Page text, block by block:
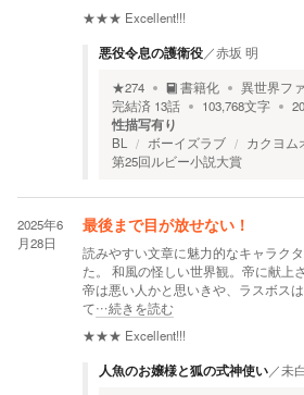
★★★ Excellent!!!
悪役令息の護衛役／赤坂 明
★274 書籍化
異世界フ
完結済 13話 103,768文字
性描写有り
BL ボーイズラブ
カクヨム
第25回ルビー小説大賞
2025年6
月28日
最後まで目が放せない！
読みやすい文章に魅力的なキャラク
た。 和風の怪しい世界観。帝に献上
帝は悪い人かと思いきや、ラスボス
て…続きを読む
★★★ Excellent!!!
人魚のお嬢様と狐の式神使い／未白